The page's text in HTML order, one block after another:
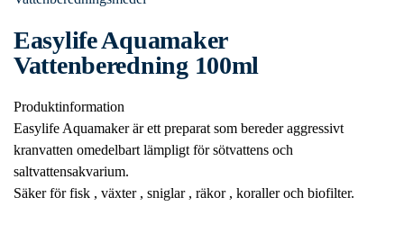
Easylife Aquamaker
Vattenberedning 100ml
Produktinformation
Easylife Aquamaker är ett preparat som bereder aggressivt
kranvatten omedelbart lämpligt för sötvattens och
saltvattensakvarium.
Säker för fisk , växter , sniglar , räkor , koraller och biofilter.